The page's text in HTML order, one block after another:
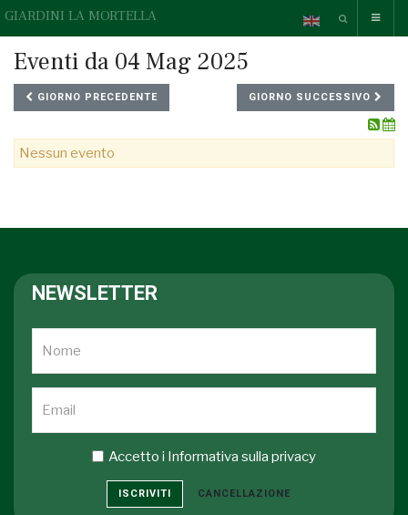
GIARDINI LA MORTELLA
Eventi da 04 Mag 2025
GIORNO PRECEDENTE GIORNO SUCCESSIVO
Nessun evento
NEWSLETTER
Accetto i Informativa sulla privacy
ISCRIVITI CANCELLAZIONE